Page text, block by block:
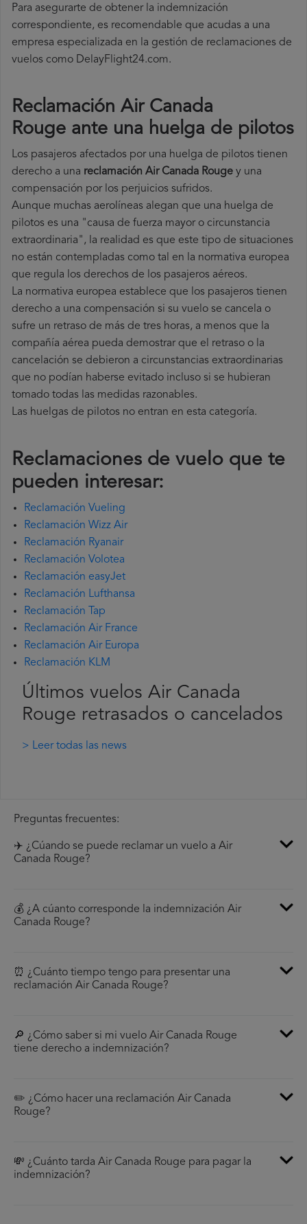
Para asegurarte de obtener la indemnización
correspondiente, es recomendable que acudas a una
empresa especializada en la gestión de reclamaciones de
vuelos como DelayFlight24.com.
Reclamación Air Canada
Rouge ante una huelga de pilotos
Los pasajeros afectados por una huelga de pilotos tienen
derecho a una reclamación Air Canada Rouge y una
compensación por los perjuicios sufridos.
Aunque muchas aerolíneas alegan que una huelga de
pilotos es una "causa de fuerza mayor o circunstancia
extraordinaria", la realidad es que este tipo de situaciones
no están contempladas como tal en la normativa europea
que regula los derechos de los pasajeros aéreos.
La normativa europea establece que los pasajeros tienen
derecho a una compensación si su vuelo se cancela o
sufre un retraso de más de tres horas, a menos que la
compañía aérea pueda demostrar que el retraso o la
cancelación se debieron a circunstancias extraordinarias
que no podían haberse evitado incluso si se hubieran
tomado todas las medidas razonables.
Las huelgas de pilotos no entran en esta categoría.
Reclamaciones de vuelo que te
pueden interesar:
Reclamación Vueling
Reclamación Wizz Air
Reclamación Ryanair
Reclamación Volotea
Reclamación easyJet
Reclamación Lufthansa
Reclamación Tap
Reclamación Air France
Reclamación Air Europa
Reclamación KLM
Últimos vuelos Air Canada
Rouge retrasados o cancelados
> Leer todas las news
Preguntas frecuentes:
✈️ ¿Cúando se puede reclamar un vuelo a Air
Canada Rouge?
💰 ¿A cúanto corresponde la indemnización Air
Canada Rouge?
⏰ ¿Cuánto tiempo tengo para presentar una
reclamación Air Canada Rouge?
🔎 ¿Cómo saber si mi vuelo Air Canada Rouge
tiene derecho a indemnización?
✏️ ¿Cómo hacer una reclamación Air Canada
Rouge?
💸 ¿Cuánto tarda Air Canada Rouge para pagar la
indemnización?